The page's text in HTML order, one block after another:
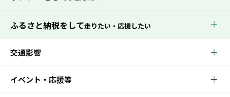
ふるさと納税をして走りたい・応援したい
交通影響
イベント・応援等